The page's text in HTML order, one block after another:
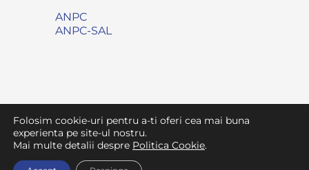
ANPC
ANPC-SAL
© 2007 - 2026 • Toate drepturile rezervateVet Gral
Parte din reteaua
Folosim cookie-uri pentru a-ti oferi cea mai buna
experienta pe site-ul nostru.
Mai multe detalii despre Politica Cookie.